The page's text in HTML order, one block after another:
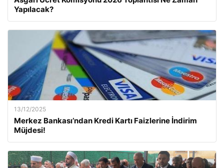
Yapılacak?
13/12/2025
Merkez Bankası’ndan Kredi Kartı Faizlerine İndirim
Müjdesi!